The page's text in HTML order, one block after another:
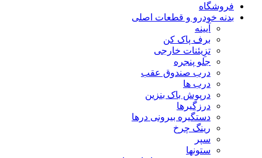
فروشگاه
بدنه خودرو و قطعات اصلی
آیینه
برف پاک کن
تزِیئنات خارجی
جلو پنجره
درب صندوق عقب
درب ها
درپوش باک بنزین
درزگیرها
دستگیره بیرونی درها
رینگ چرخ
سپر
ستونها